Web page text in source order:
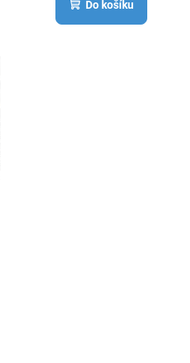
Do košíku